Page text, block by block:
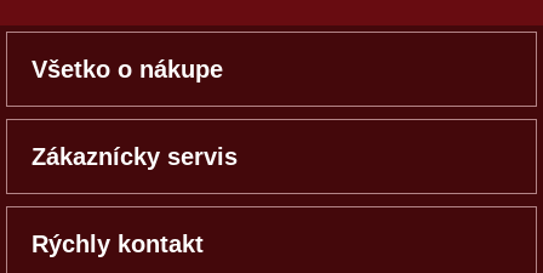
Všetko o nákupe
Zákaznícky servis
Rýchly kontakt